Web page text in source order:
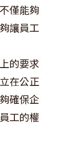
僅能夠
讓員工
的要求
在公正
確保企
工的權